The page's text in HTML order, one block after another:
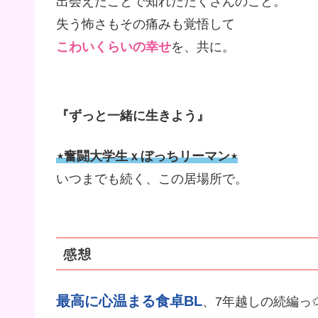
失う怖さもその痛みも覚悟して
こわいくらいの幸せを、共に。
『ずっと一緒に生きよう』
⋆奮闘大学生ｘぼっちリーマン⋆
いつまでも続く、この居場所で。
感想
最高に心温まる食卓BL、7年越しの続編っ